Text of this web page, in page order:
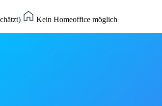
Kein Homeoffice möglich